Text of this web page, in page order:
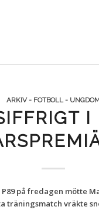
ARKIV - FOTBOLL -
I
P89 på fredagen mötte
träningsmatch vräkte